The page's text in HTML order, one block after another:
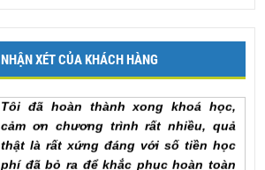
NHẬN XÉT CỦA KHÁCH HÀNG
cảm ơn chương trình rất nhiều, quả
thật là rất xứng đáng với số tiền học
phí đã bỏ ra để khắc phục hoàn toàn
nỗi lo bấy lâu nay của tôi. Tôi xin có